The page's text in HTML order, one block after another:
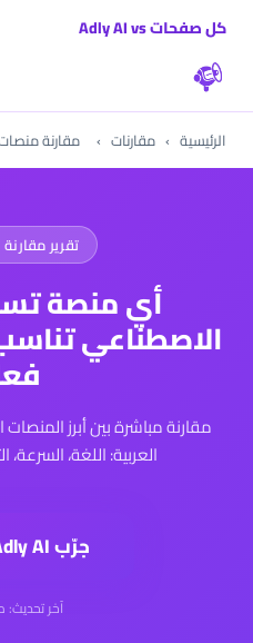
كل صفحات Adly AI vs
الرئيسية › مقارنات › مقارنة
تقرير مقارنة ·
أي منصة
الاصطناعي
مقارنة مباشرة بين أبرز
العربية: اللغة، السرعة،
جرّب Adly AI مجاناً ←
آخر تحديث: